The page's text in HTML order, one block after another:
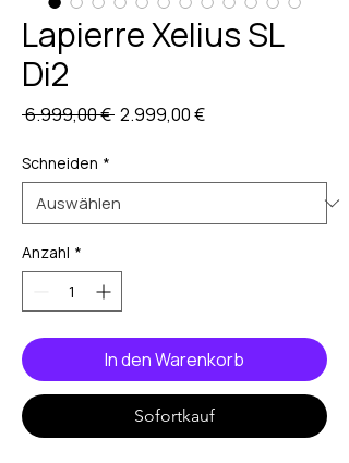
Lapierre Xelius SL
Di2
6.999,00 € Standardpreis
2.999,00 €Sale-
Schneiden *
Anzahl *
In den Warenkorb
Sofortkauf